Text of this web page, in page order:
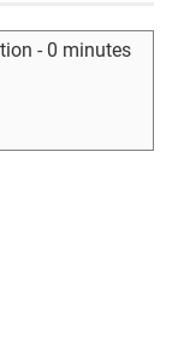
- 0 minutes